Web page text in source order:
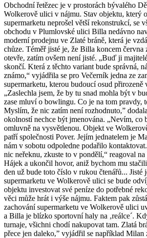
Obchodní řetězec je v prostorách bývalého
Wolkerově ulici v nájmu. Stav objektu, který
supermarketu neprošel větší rekonstrukcí, se
obchodu v Plumlovské ulici Billa nedávno
moderní prodejnu ve Zlaté bráně, která je
chůze. Téměř jisté je, že Billa koncem června
otevře, zatím ovšem není jisté. „Buď ji
skončí. Která z těchto variant bude správná,
známo,“ vyjádřila se pro Večerník jedna ze
supermarketu, kterou budoucí osud přirozeně
„Zaslechla jsem, že by tu snad mohla být v
zase mluví o bowlingu. Co je na tom pravdy,
Myslím, že nic zatím není rozhodnuto,”
okolností nechce být jmenována. „Nevím, co
omluvně na vysvětlenou. Objekt ve
patří společnosti Pover. Jejím jednatelem je
nám v sobotu odpoledne podařilo
nic neřeknu, zkuste to v pondělí,“ reagoval na
Hájek a ukončil hovor, aniž bychom mu
den už bude toto číslo v rukou čtenářů... Jisté
supermarketu ve Wolkerově ulici se bude
objektu investovat své peníze do potřebné
věci může hrát i výše nájmu. Faktem pak
zachování supermarketu ve Wolkerově ulici
a Billa je blízko sportovní haly na ‚reálce´.
turnaje, všichni chodí nakupovat tam. Zlatá
přece jen daleko,” vyjádřil se například Milan